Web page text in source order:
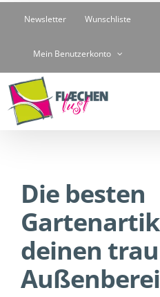
springen
Newsletter Wunschliste
Mein Benutzerkonto
Die besten
deinen